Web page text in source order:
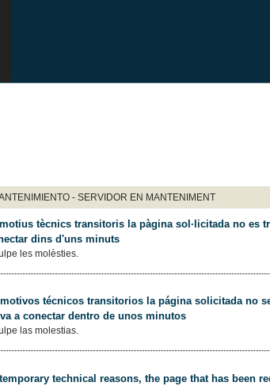
- SERVIDOR EN MANTENIMENT
tècnics transitoris la pàgina sol·licitada no es
dins d'uns minuts
les molèsties.
técnicos transitorios la página solicitada no
a conectar dentro de unos minutos
las molestias.
technical reasons, the page that has been